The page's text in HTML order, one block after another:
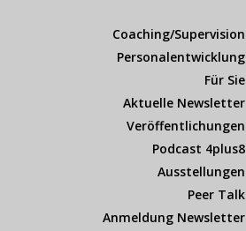
Coaching/Supervision
Personalentwicklung
Für Sie
Aktuelle Newsletter
Veröffentlichungen
Podcast 4plus8
Ausstellungen
Peer Talk
Anmeldung Newsletter